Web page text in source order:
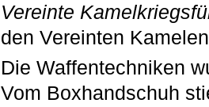
Vereinte
den Vereinten
Die Waffentechniken
Vom Boxhandschuh